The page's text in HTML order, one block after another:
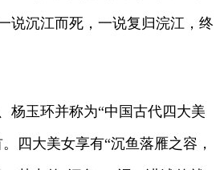
说沉江而死，一说复归浣江，终
杨玉环并称为“中国古代四大美
四大美女享有“沉鱼落雁之容，